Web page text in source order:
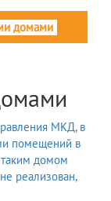
домами
МКД, в
помещений в
домом
реализован,